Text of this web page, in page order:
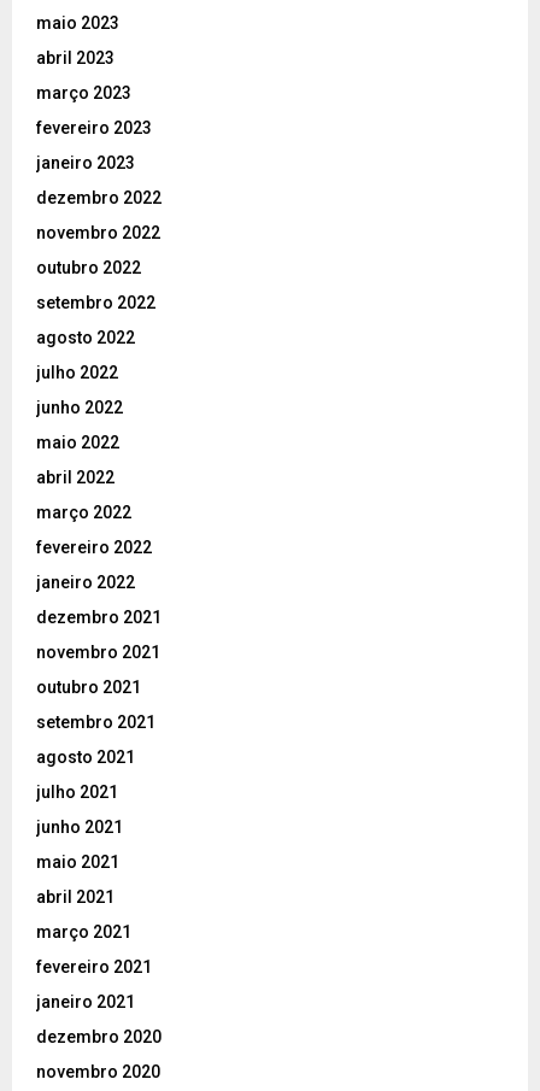
maio 2023
abril 2023
março 2023
fevereiro 2023
janeiro 2023
dezembro 2022
novembro 2022
outubro 2022
setembro 2022
agosto 2022
julho 2022
junho 2022
maio 2022
abril 2022
março 2022
fevereiro 2022
janeiro 2022
dezembro 2021
novembro 2021
outubro 2021
setembro 2021
agosto 2021
julho 2021
junho 2021
maio 2021
abril 2021
março 2021
fevereiro 2021
janeiro 2021
dezembro 2020
novembro 2020